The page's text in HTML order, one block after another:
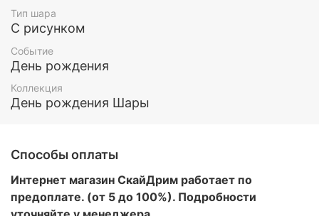
Тип шара
С рисунком
Событие
День рождения
Коллекция
День рождения Шары
Способы оплаты
Интернет магазин СкайДрим работает по
предоплате. (от 5 до 100%). Подробности